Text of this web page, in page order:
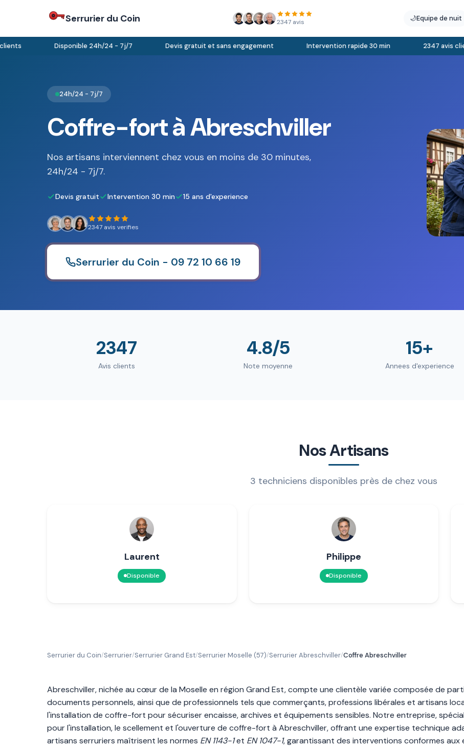
Serrurier du Coin 2347 avis 🌙Equipe de nuit
Disponible 24h/24 - 7j/7 Devis gratuit et sans engagement Intervention rapide 30 min 2347 avis clients
24h/24 - 7j/7
Coffre-fort à Abreschviller
Nos artisans interviennent chez vous en moins de 30 minutes,
24h/24 - 7j/7.
Devis gratuit Intervention 30 min 15 ans d'experience
2347 avis verifies
Serrurier du Coin - 09 72 10 66 19
2347
Avis clients
4.8/5
Note moyenne
15+
Annees d'experience
Nos Artisans
3 techniciens disponibles près de chez vous
Laurent
Disponible
Philippe
Disponible
Serrurier du Coin/Serrurier/Serrurier Grand Est/Serrurier Moselle (57)/Serrurier Abreschviller/Coffre Abreschviller
Abreschviller, nichée au cœur de la Moselle en région Grand Est, compte une clientèle variée composée de
documents personnels, ainsi que de professionnels tels que commerçants, professions libérales et artisans
l'installation de coffre-fort pour sécuriser encaisse, archives et équipements sensibles. Notre entreprise,
pour l'installation, le scellement et l'ouverture de coffre-fort à Abreschviller, offrant une expertise technique
artisans serruriers maîtrisent les normes EN 1143-1et EN 1047-1, garantissant des interventions conformes